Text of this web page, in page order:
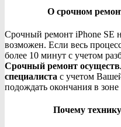
О срочном
Срочный ремонт iPhone SE
возможен. Если весь
более 10 минут с учетом
Срочный ремонт
специалиста с учетом
подождать окончания в
Почему